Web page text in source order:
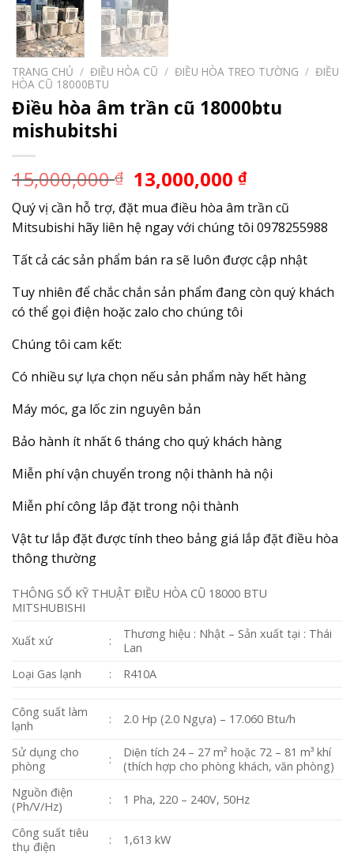
TRANG CHỦ / ĐIỀU HÒA CŨ / ĐIỀU HÒA TREO TƯỜNG / ĐIỀU
HÒA CŨ 18000BTU
Điều hòa âm trần cũ 18000btu
mishubitshi
15,000,000₫ 13,000,000₫
Quý vị cần hỗ trợ, đặt mua điều hòa âm trần cũ
Mitsubishi hãy liên hệ ngay với chúng tôi 0978255988
Tất cả các sản phẩm bán ra sẽ luôn được cập nhật
Tuy nhiên để chắc chắn sản phẩm đang còn quý khách
có thể gọi điện hoặc zalo cho chúng tôi
Chúng tôi cam kết:
Có nhiều sự lựa chọn nếu sản phẩm này hết hàng
Máy móc, ga lốc zin nguyên bản
Bảo hành ít nhất 6 tháng cho quý khách hàng
Miễn phí vận chuyển trong nội thành hà nội
Miễn phí công lắp đặt trong nội thành
Vật tư lắp đặt được tính theo bảng giá lắp đặt điều hòa
thông thường
THÔNG SỐ KỸ THUẬT ĐIỀU HÒA CŨ 18000 BTU
MITSHUBISHI
Xuất xứ :
Thương hiệu : Nhật – Sản xuất tại : Thái
Lan
Loại Gas lạnh
: R410A
Công suất làm
lạnh
: 2.0 Hp (2.0 Ngựa) – 17.060 Btu/h
Sử dụng cho
phòng
:
Diện tích 24 – 27 m² hoặc 72 – 81 m³ khí
(thích hợp cho phòng khách, văn phòng)
Nguồn điện
(Ph/V/Hz)
: 1 Pha, 220 – 240V, 50Hz
Công suất tiêu
thụ điện
: 1,613 kW